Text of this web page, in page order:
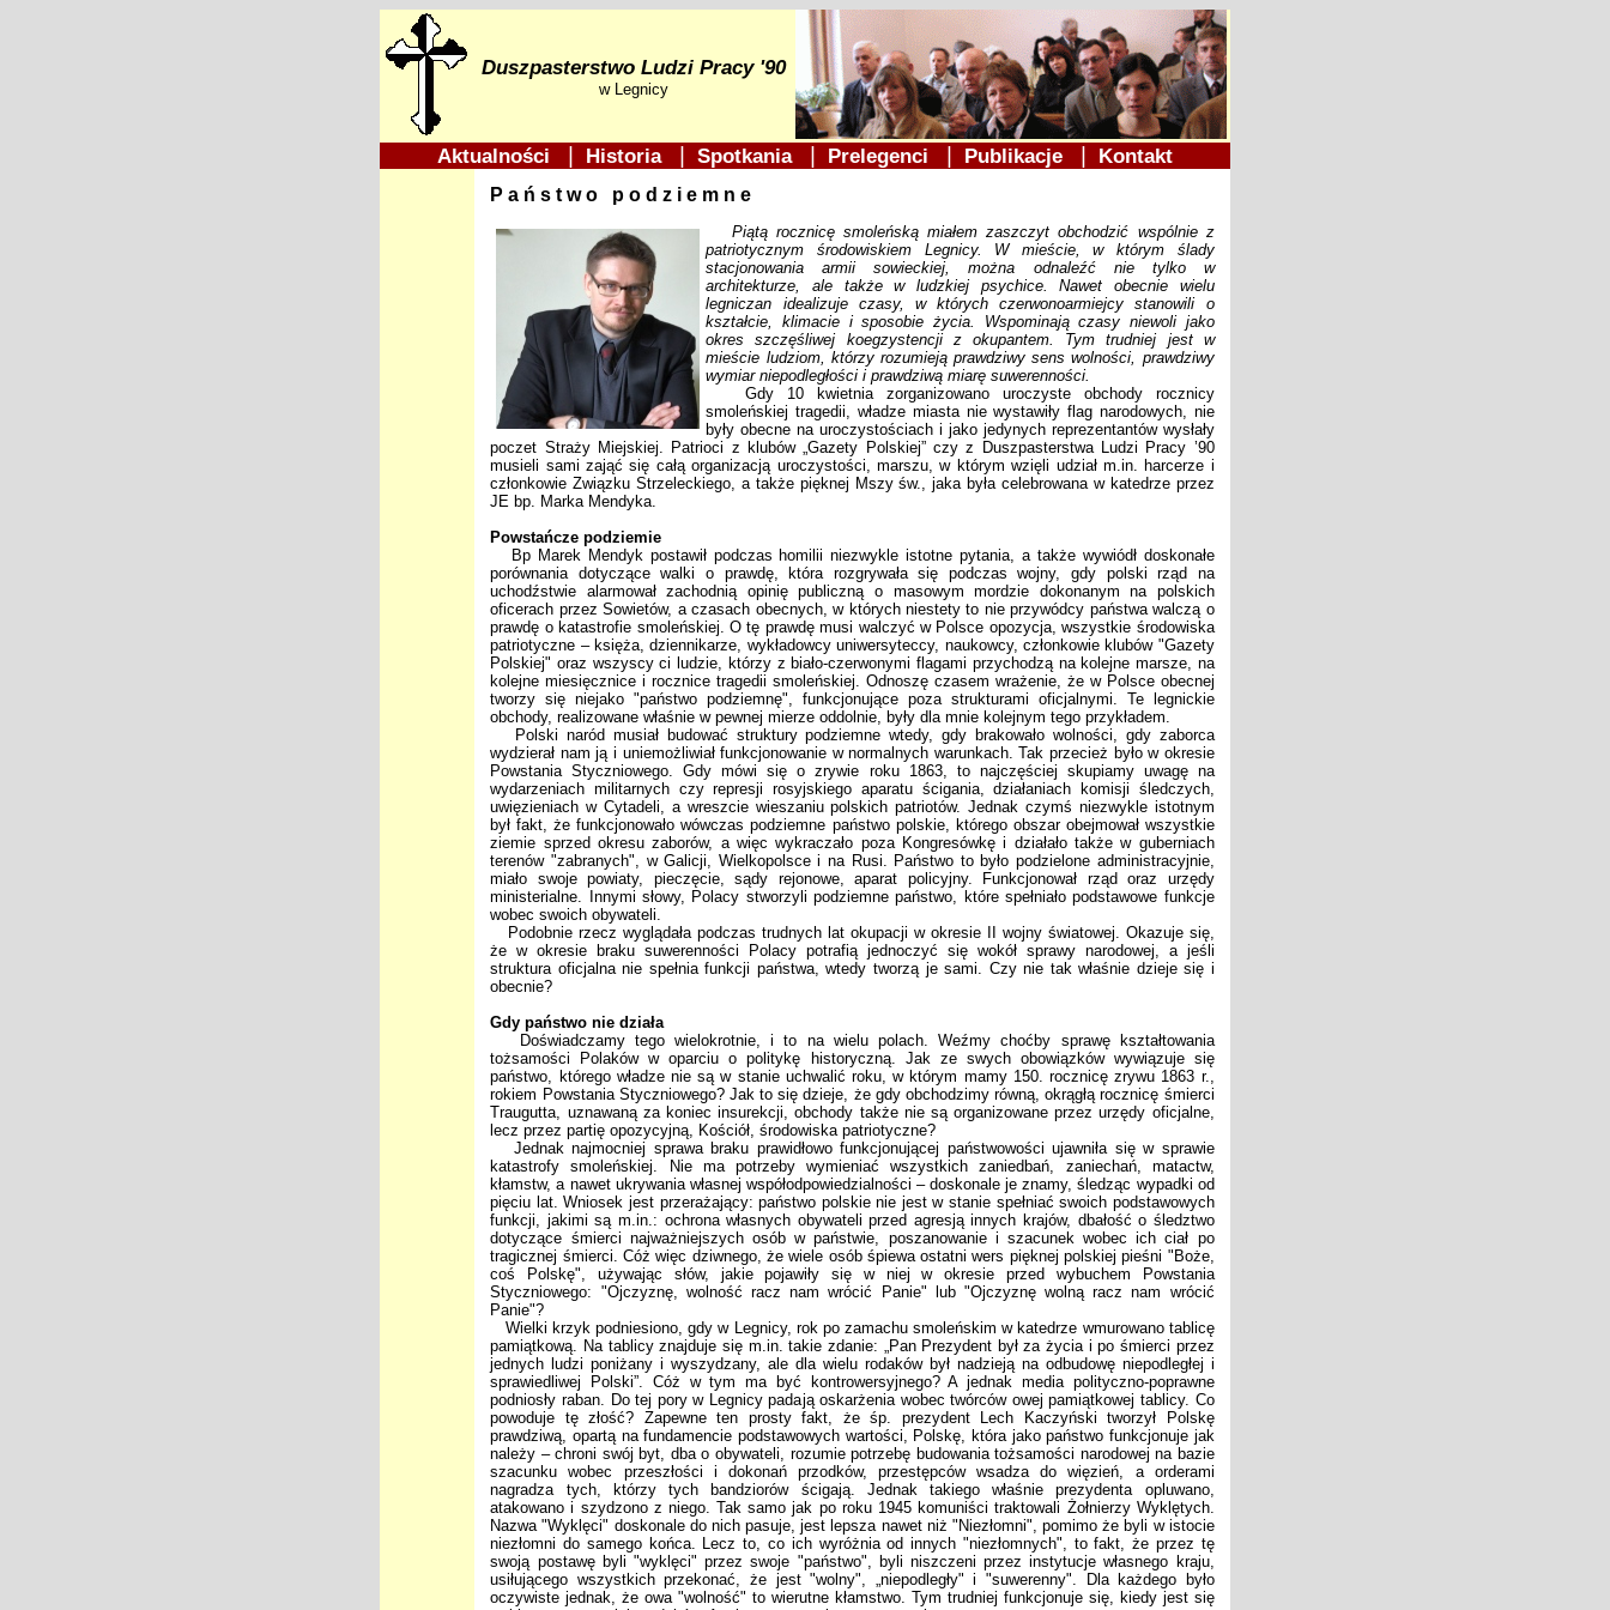
Duszpasterstwo Ludzi Pracy '90
w Legnicy
Aktualności Historia Spotkania Prelegenci Publikacje Kontakt
Państwo podziemne
Piątą rocznicę smoleńską miałem zaszczyt obchodzić wspólnie z
patriotycznym środowiskiem Legnicy. W mieście, w którym ślady
stacjonowania armii sowieckiej, można odnaleźć nie tylko w
architekturze, ale także w ludzkiej psychice. Nawet obecnie wielu
legniczan idealizuje czasy, w których czerwonoarmiejcy stanowili o
kształcie, klimacie i sposobie życia. Wspominają czasy niewoli jako
okres szczęśliwej koegzystencji z okupantem. Tym trudniej jest w
mieście ludziom, którzy rozumieją prawdziwy sens wolności, prawdziwy
wymiar niepodległości i prawdziwą miarę suwerenności.
Gdy 10 kwietnia zorganizowano uroczyste obchody rocznicy
smoleńskiej tragedii, władze miasta nie wystawiły flag narodowych, nie
były obecne na uroczystościach i jako jedynych reprezentantów wysłały
poczet Straży Miejskiej. Patrioci z klubów „Gazety Polskiej” czy z Duszpasterstwa Ludzi Pracy ’90
musieli sami zająć się całą organizacją uroczystości, marszu, w którym wzięli udział m.in. harcerze i
członkowie Związku Strzeleckiego, a także pięknej Mszy św., jaka była celebrowana w katedrze przez
JE bp. Marka Mendyka.
Powstańcze podziemie
Bp Marek Mendyk postawił podczas homilii niezwykle istotne pytania, a także wywiódł doskonałe
porównania dotyczące walki o prawdę, która rozgrywała się podczas wojny, gdy polski rząd na
uchodźstwie alarmował zachodnią opinię publiczną o masowym mordzie dokonanym na polskich
oficerach przez Sowietów, a czasach obecnych, w których niestety to nie przywódcy państwa walczą o
prawdę o katastrofie smoleńskiej. O tę prawdę musi walczyć w Polsce opozycja, wszystkie środowiska
patriotyczne – księża, dziennikarze, wykładowcy uniwersyteccy, naukowcy, członkowie klubów "Gazety
Polskiej" oraz wszyscy ci ludzie, którzy z biało-czerwonymi flagami przychodzą na kolejne marsze, na
kolejne miesięcznice i rocznice tragedii smoleńskiej. Odnoszę czasem wrażenie, że w Polsce obecnej
tworzy się niejako "państwo podziemnę", funkcjonujące poza strukturami oficjalnymi. Te legnickie
obchody, realizowane właśnie w pewnej mierze oddolnie, były dla mnie kolejnym tego przykładem.
Polski naród musiał budować struktury podziemne wtedy, gdy brakowało wolności, gdy zaborca
wydzierał nam ją i uniemożliwiał funkcjonowanie w normalnych warunkach. Tak przecież było w okresie
Powstania Styczniowego. Gdy mówi się o zrywie roku 1863, to najczęściej skupiamy uwagę na
wydarzeniach militarnych czy represji rosyjskiego aparatu ścigania, działaniach komisji śledczych,
uwięzieniach w Cytadeli, a wreszcie wieszaniu polskich patriotów. Jednak czymś niezwykle istotnym
był fakt, że funkcjonowało wówczas podziemne państwo polskie, którego obszar obejmował wszystkie
ziemie sprzed okresu zaborów, a więc wykraczało poza Kongresówkę i działało także w guberniach
terenów "zabranych", w Galicji, Wielkopolsce i na Rusi. Państwo to było podzielone administracyjnie,
miało swoje powiaty, pieczęcie, sądy rejonowe, aparat policyjny. Funkcjonował rząd oraz urzędy
ministerialne. Innymi słowy, Polacy stworzyli podziemne państwo, które spełniało podstawowe funkcje
wobec swoich obywateli.
Podobnie rzecz wyglądała podczas trudnych lat okupacji w okresie II wojny światowej. Okazuje się,
że w okresie braku suwerenności Polacy potrafią jednoczyć się wokół sprawy narodowej, a jeśli
struktura oficjalna nie spełnia funkcji państwa, wtedy tworzą je sami. Czy nie tak właśnie dzieje się i
obecnie?
Gdy państwo nie działa
Doświadczamy tego wielokrotnie, i to na wielu polach. Weźmy choćby sprawę kształtowania
tożsamości Polaków w oparciu o politykę historyczną. Jak ze swych obowiązków wywiązuje się
państwo, którego władze nie są w stanie uchwalić roku, w którym mamy 150. rocznicę zrywu 1863 r.,
rokiem Powstania Styczniowego? Jak to się dzieje, że gdy obchodzimy równą, okrągłą rocznicę śmierci
Traugutta, uznawaną za koniec insurekcji, obchody także nie są organizowane przez urzędy oficjalne,
lecz przez partię opozycyjną, Kościół, środowiska patriotyczne?
Jednak najmocniej sprawa braku prawidłowo funkcjonującej państwowości ujawniła się w sprawie
katastrofy smoleńskiej. Nie ma potrzeby wymieniać wszystkich zaniedbań, zaniechań, matactw,
kłamstw, a nawet ukrywania własnej współodpowiedzialności – doskonale je znamy, śledząc wypadki od
pięciu lat. Wniosek jest przerażający: państwo polskie nie jest w stanie spełniać swoich podstawowych
funkcji, jakimi są m.in.: ochrona własnych obywateli przed agresją innych krajów, dbałość o śledztwo
dotyczące śmierci najważniejszych osób w państwie, poszanowanie i szacunek wobec ich ciał po
tragicznej śmierci. Cóż więc dziwnego, że wiele osób śpiewa ostatni wers pięknej polskiej pieśni "Boże,
coś Polskę", używając słów, jakie pojawiły się w niej w okresie przed wybuchem Powstania
Styczniowego: "Ojczyznę, wolność racz nam wrócić Panie" lub "Ojczyznę wolną racz nam wrócić
Panie"?
Wielki krzyk podniesiono, gdy w Legnicy, rok po zamachu smoleńskim w katedrze wmurowano tablicę
pamiątkową. Na tablicy znajduje się m.in. takie zdanie: „Pan Prezydent był za życia i po śmierci przez
jednych ludzi poniżany i wyszydzany, ale dla wielu rodaków był nadzieją na odbudowę niepodległej i
sprawiedliwej Polski”. Cóż w tym ma być kontrowersyjnego? A jednak media polityczno-poprawne
podniosły raban. Do tej pory w Legnicy padają oskarżenia wobec twórców owej pamiątkowej tablicy. Co
powoduje tę złość? Zapewne ten prosty fakt, że śp. prezydent Lech Kaczyński tworzył Polskę
prawdziwą, opartą na fundamencie podstawowych wartości, Polskę, która jako państwo funkcjonuje jak
należy – chroni swój byt, dba o obywateli, rozumie potrzebę budowania tożsamości narodowej na bazie
szacunku wobec przeszłości i dokonań przodków, przestępców wsadza do więzień, a orderami
nagradza tych, którzy tych bandziorów ścigają. Jednak takiego właśnie prezydenta opluwano,
atakowano i szydzono z niego. Tak samo jak po roku 1945 komuniści traktowali Żołnierzy Wyklętych.
Nazwa "Wyklęci" doskonale do nich pasuje, jest lepsza nawet niż "Niezłomni", pomimo że byli w istocie
niezłomni do samego końca. Lecz to, co ich wyróżnia od innych "niezłomnych", to fakt, że przez tę
swoją postawę byli "wyklęci" przez swoje "państwo", byli niszczeni przez instytucje własnego kraju,
usiłującego wszystkich przekonać, że jest "wolny", „niepodległy" i "suwerenny". Dla każdego było
oczywiste jednak, że owa "wolność" to wierutne kłamstwo. Tym trudniej funkcjonuje się, kiedy jest się